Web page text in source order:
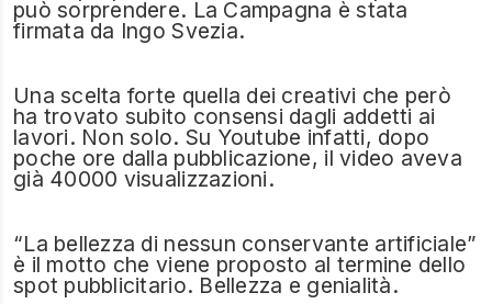
può sorprendere. La Campagna è stata
firmata da Ingo Svezia.
Una scelta forte quella dei creativi che però
ha trovato subito consensi dagli addetti ai
lavori. Non solo. Su Youtube infatti, dopo
poche ore dalla pubblicazione, il video aveva
già 40000 visualizzazioni.
“La bellezza di nessun conservante artificiale”
è il motto che viene proposto al termine dello
spot pubblicitario. Bellezza e genialità.